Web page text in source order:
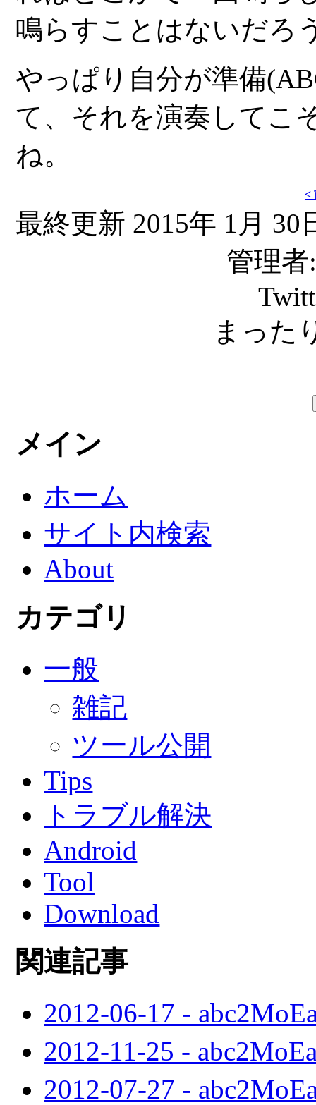
鳴らすことはないだろ
やっぱり自分が準備
て、それを演奏してこ
ね。
<
最終更新 2015年 1月
管理者
まった
メイン
ホーム
サイト内検索
About
カテゴリ
一般
雑記
ツール公開
Tips
トラブル解決
Android
Tool
Download
関連記事
2012-06-17 -
2012-11-25 -
2012-07-27 -